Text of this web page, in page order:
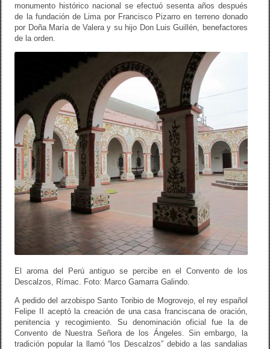
monumento histórico nacional se efectuó sesenta años después
de la fundación de Lima por Francisco Pizarro en terreno donado
por Doña María de Valera y su hijo Don Luis Guillén, benefactores
de la orden.
El aroma del Perú antiguo se percibe en el Convento de los
Descalzos, Rímac. Foto: Marco Gamarra Galindo.
A pedido del arzobispo Santo Toribio de Mogrovejo, el rey español
Felipe II aceptó la creación de una casa franciscana de oración,
penitencia y recogimiento. Su denominación oficial fue la de
Convento de Nuestra Señora de los Ángeles. Sin embargo, la
tradición popular la llamó “los Descalzos” debido a las sandalias